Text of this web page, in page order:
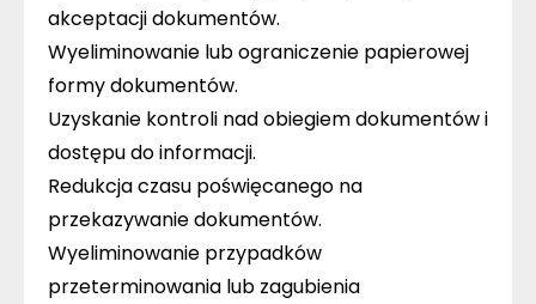
akceptacji dokumentów.
Wyeliminowanie lub ograniczenie papierowej
formy dokumentów.
Uzyskanie kontroli nad obiegiem dokumentów i
dostępu do informacji.
Redukcja czasu poświęcanego na
przekazywanie dokumentów.
Wyeliminowanie przypadków
przeterminowania lub zagubienia